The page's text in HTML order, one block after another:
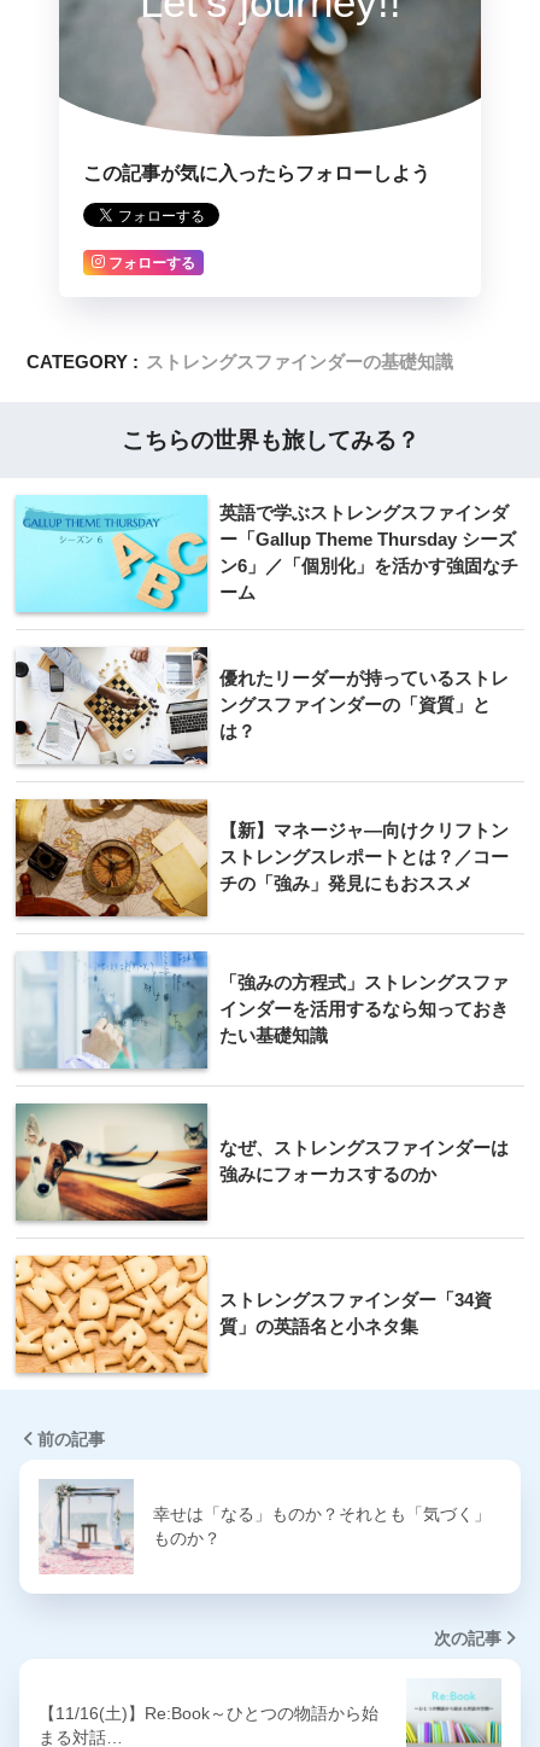
この記事が気に入ったらフォローしよう
フォローする
CATEGORY : ストレングスファインダーの基礎知識
こちらの世界も旅してみる？
英語で学ぶストレングスファインダ
ー「Gallup Theme Thursday シーズ
ン6」／「個別化」を活かす強固なチ
ーム
優れたリーダーが持っているストレ
ングスファインダーの「資質」と
は？
【新】マネージャ―向けクリフトン
ストレングスレポートとは？／コー
チの「強み」発見にもおススメ
「強みの方程式」ストレングスファ
インダーを活用するなら知っておき
たい基礎知識
なぜ、ストレングスファインダーは
強みにフォーカスするのか
ストレングスファインダー「34資
質」の英語名と小ネタ集
前の記事
幸せは「なる」ものか？それとも「気づく」
ものか？
次の記事
【11/16(土)】Re:Book～ひとつの物語から始
まる対話…